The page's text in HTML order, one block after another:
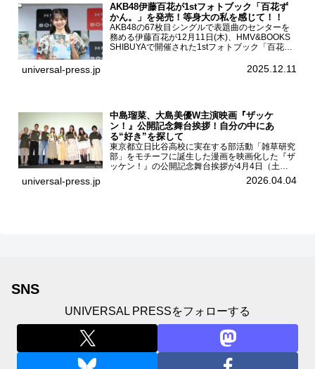
AKB48伊藤百花が1stフォトブック「百花ず
かん。」を発売！等身大の私を感じて！！
AKB48の67枚目シングルで表題曲のセンターを
務める伊藤百花が12月11日(木)、HMV&BOOKS
SHIBUYAで開催された1stフォトブック「百花ず
した。AKB48伊藤百花1stフォトブッ...
universal-press.jp 2025.12.11
中島瑠菜、大島美優W主演映画『ザッケ
ン！』公開記念舞台挨拶！自分の中にあ
る“好き”を探して
東京都立日比谷高校に実在する部活動「雑草研究
部」をモチーフに誕生した漫画を映画化した『ザ
ッケン！』の公開記念舞台挨拶が4月4日（土）
ユナイテッドシネマお台場で開催され、出演者の
中島瑠菜、大島美優、八神遼介（ICEx）、阿佐
universal-press.jp 2026.04.04
SNS
UNIVERSAL PRESSをフォローする